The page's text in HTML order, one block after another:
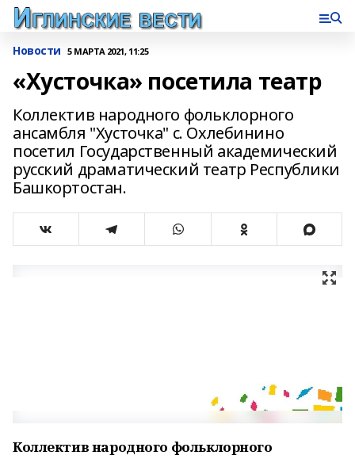
Новости 5 МАРТА 2021, 11:25
«Хусточка» посетила театр
Коллектив народного фольклорного
ансамбля "Хусточка" с. Охлебинино
посетил Государственный академический
русский драматический театр Республики
Башкортостан.
Коллектив народного фольклорного